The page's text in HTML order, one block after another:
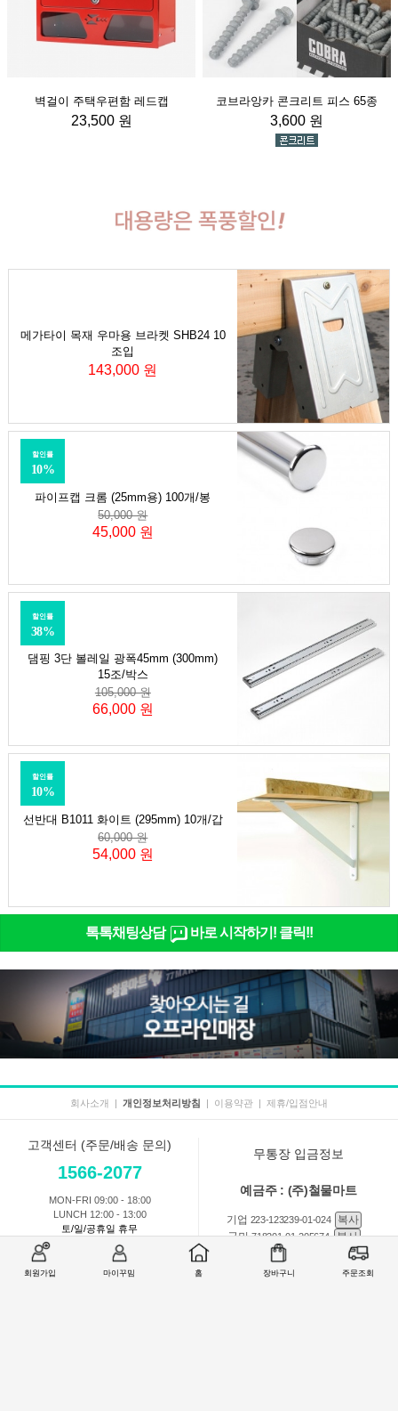
회원가입 마이꾸밈 홈 장바구니 주문조회
벽걸이 주택우편함 레드캡
23,500 원
코브라앙카 콘크리트 피스 65종
3,600 원
메가타이 목재 우마용 브라켓 SHB24 10
조입
143,000 원
파이프캡 크롬 (25mm용) 100개/봉
할인률
10%
50,000 원
45,000 원
댐핑 3단 볼레일 광폭45mm (300mm)
15조/박스
할인률
38%
105,000 원
66,000 원
선반대 B1011 화이트 (295mm) 10개/갑
할인률
10%
60,000 원
54,000 원
톡톡채팅상담 바로 시작하기! 클릭!!
회사소개 | 개인정보처리방침 | 이용약관 | 제휴/입점안내
고객센터 (주문/배송 문의)
1566-2077
MON-FRI 09:00 - 18:00
LUNCH 12:00 - 13:00
토/일/공휴일 휴무
무통장 입금정보
예금주 : (주)철물마트
기업 223-123239-01-024
복사
국민718201-01-205674
복사
301-0168-3882-11 복사